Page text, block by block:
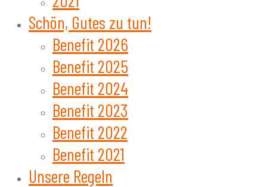
Schön, Gutes zu tun!
Benefit 2026
Benefit 2025
Benefit 2024
Benefit 2023
Benefit 2022
Benefit 2021
Unsere Regeln